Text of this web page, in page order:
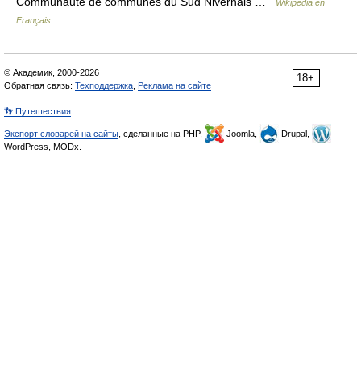
Wikipédia en
Français
18+
© Академик, 2000-2026
Обратная связь: Техподдержка Реклама на сайте
👣 Путешествия
Экспорт словарей на сайты , сделанные на PHP, Joomla,
Drupal,
WordPress, MODx.